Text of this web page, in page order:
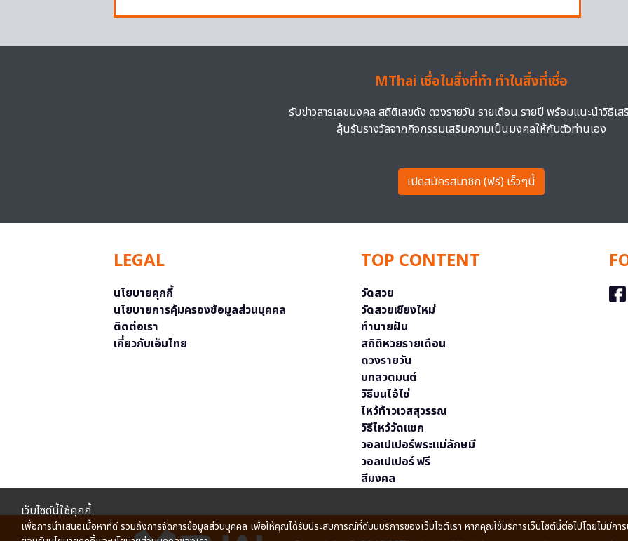
MThai เชื่อในสิ่งที่ทำ ทำในสิ่งที่เชื่อ
รับข่าวสารเลขมงคล สถิติเลขดัง ดวงรายวัน รายเดือน รายปี พร้อมแนะนำวิธีเส
ลุ้นรับรางวัลจากกิจกรรมเสริมความเป็นมงคลให้กับตัวท่านเอง
เปิดสมัครสมาชิก (ฟรี) เร็วๆนี้
LEGAL
นโยบายคุกกี้
นโยบายการคุ้มครองข้อมูลส่วนบุคคล
ติดต่อเรา
เกี่ยวกับเอ็มไทย
TOP CONTENT
วัดสวย
วัดสวยเชียงใหม่
ทำนายฝัน
สถิติหวยรายเดือน
ดวงรายวัน
บทสวดมนต์
วิธีบนไอ้ไข่
ไหว้ท้าวเวสสุวรรณ
วิธีไหว้วัดแขก
วอลเปเปอร์พระแม่ลักษมี
วอลเปเปอร์ ฟรี
สีมงคล
เว็บไซต์นี้ใช้คุกกี้
เพื่อการนำเสนอเนื้อหาที่ดี รวมถึงการจัดการข้อมูลส่วนบุคคล เพื่อให้คุณได้รับประสบการณ์ที่ดีบนบริการของเว็บไซต์เรา หากคุณใช้บริการเว็บไซต์นี้ต่อไปโดยไม่มีก